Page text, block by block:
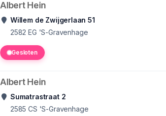
Albert Hein
Willem de Zwijgerlaan 51
2582 EG 'S-Gravenhage
Gesloten
Albert Hein
Sumatrastraat 2
2585 CS 'S-Gravenhage